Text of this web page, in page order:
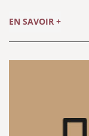
EN SAVOIR +